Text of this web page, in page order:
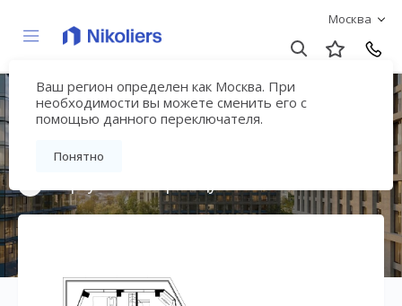
Москва
Ваш регион определен как Москва. При
необходимости вы можете сменить его с
помощью данного переключателя.
Понятно
Премиальный дом
«МИРА»